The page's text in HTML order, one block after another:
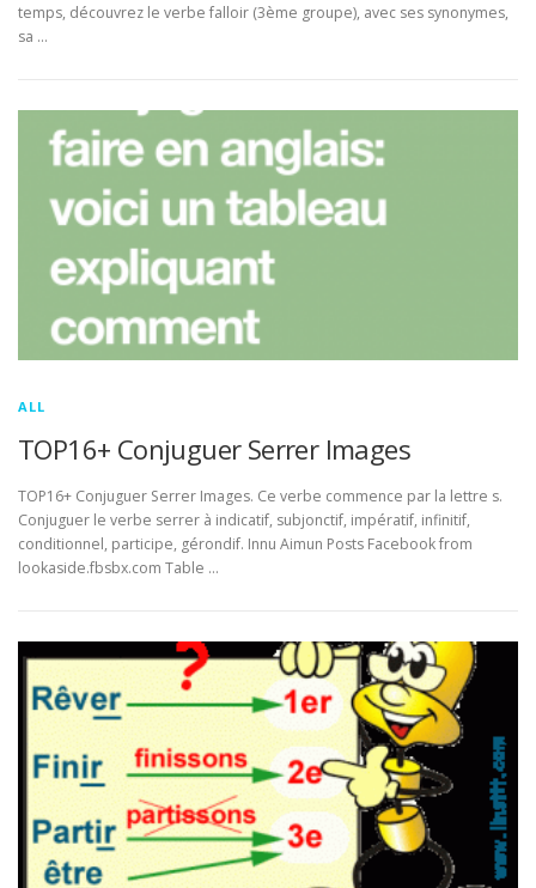
temps, découvrez le verbe falloir (3ème groupe), avec ses synonymes,
sa …
ALL
TOP16+ Conjuguer Serrer Images
TOP16+ Conjuguer Serrer Images. Ce verbe commence par la lettre s.
Conjuguer le verbe serrer à indicatif, subjonctif, impératif, infinitif,
conditionnel, participe, gérondif. Innu Aimun Posts Facebook from
lookaside.fbsbx.com Table …